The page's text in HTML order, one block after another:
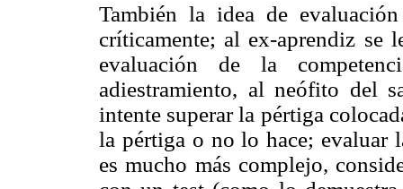
También la idea de
críticamente; al ex-aprendiz se
evaluación de la
adiestramiento, al neófito del
intente superar la pértiga
la pértiga o no lo hace; evaluar
es mucho más complejo,